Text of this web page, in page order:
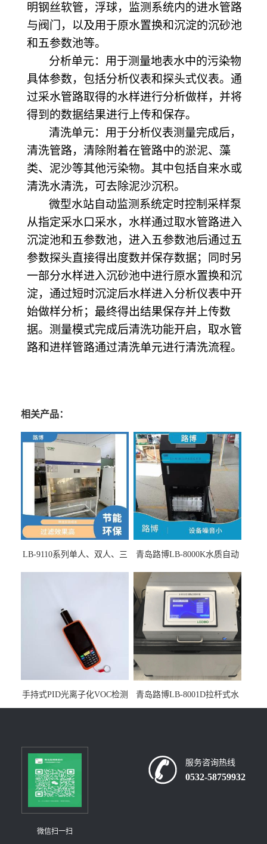
明钢丝软管，浮球，监测系统内的进水管路
与阀门，以及用于原水置换和沉淀的沉砂池
和五参数池等。
分析单元：用于测量地表水中的污染物
具体参数，包括分析仪表和探头式仪表。通
过采水管路取得的水样进行分析做样，并将
得到的数据结果进行上传和保存。
清洗单元：用于分析仪表测量完成后，
清洗管路，清除附着在管路中的淤泥、藻
类、泥沙等其他污染物。其中包括自来水或
清洗水清洗，可去除泥沙沉积。
微型水站自动监测系统定时控制采样泵
从指定采水口采水，水样通过取水管路进入
沉淀池和五参数池，进入五参数池后通过五
参数探头直接得出度数并保存数据；同时另
一部分水样进入沉砂池中进行原水置换和沉
淀，通过短时沉淀后水样进入分析仪表中开
始做样分析；最终得出结果保存并上传数
据。测量模式完成后清洗功能开启，取水管
路和进样管路通过清洗单元进行清洗流程。
相关产品：
LB-9110系列单人、双人、三
青岛路博LB-8000K水质自动
手持式PID光离子化VOC检测
仪（挥发性有机物设备）
青岛路博LB-8001D拉杆式水
质采样器
微信扫一扫
服务咨询热线
0532-58759932